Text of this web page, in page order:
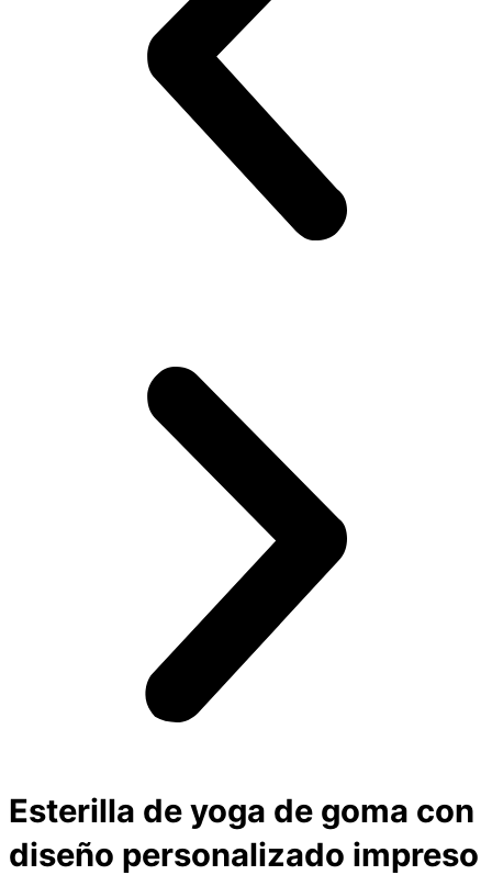
Esterilla de yoga de goma con
diseño personalizado impreso